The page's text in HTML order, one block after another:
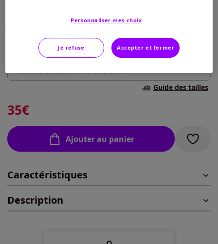
Veuillez sélectionner une taille
En stock
52 -En stock
54 -En stock
Guide des tailles
35€
Ajouter au panier
Caractéristiques
Description
Personnaliser mes choix
Je refuse Accepter et fermer